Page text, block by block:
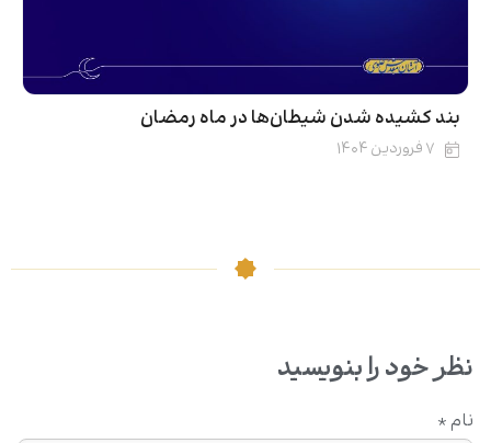
بند کشیده شدن شیطان‌ها در ماه رمضان
۷ فروردین ۱۴۰۴
نظر خود را بنویسید
نام *